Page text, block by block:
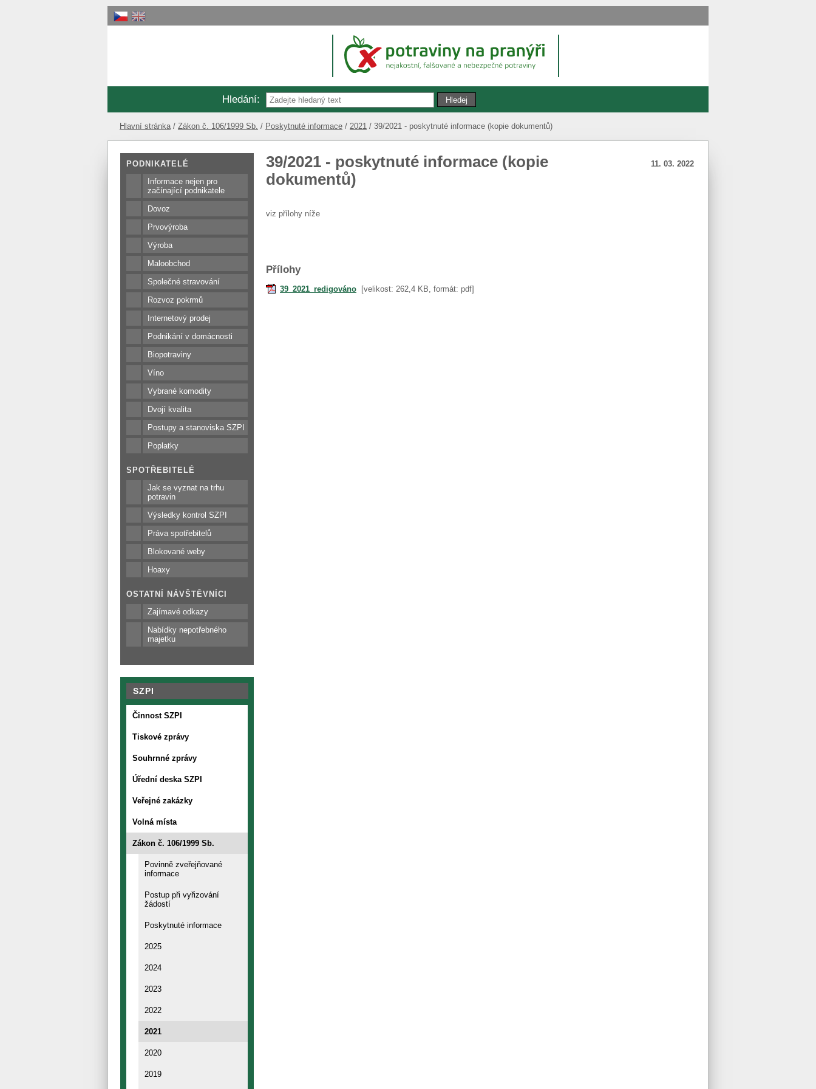
Hledání:
Hlavní stránka Zákon č. 106/1999 Sb. Poskytnuté informace 2021 39/2021 - poskytnuté informace (kopie dokumentů)
PODNIKATELÉ
Informace nejen pro
začínající podnikatele
Dovoz
Prvovýroba
Výroba
Maloobchod
Společné stravování
Rozvoz pokrmů
Internetový prodej
Podnikání v domácnosti
Biopotraviny
Víno
Vybrané komodity
Dvojí kvalita
Postupy a stanoviska SZPI
Poplatky
SPOTŘEBITELÉ
Jak se vyznat na trhu
potravin
Výsledky kontrol SZPI
Práva spotřebitelů
Blokované weby
Hoaxy
OSTATNÍ NÁVŠTĚVNÍCI
Zajímavé odkazy
Nabídky nepotřebného
majetku
SZPI
Činnost SZPI
Tiskové zprávy
Souhrnné zprávy
Úřední deska SZPI
Veřejné zakázky
Volná místa
Zákon č. 106/1999 Sb.
Povinně zveřejňované
informace
Postup při vyřizování
žádostí
Poskytnuté informace
2025
2024
2023
2022
2021
2020
2019
39/2021 - poskytnuté informace (kopie
dokumentů)
11. 03. 2022
viz přílohy níže
Přílohy
39_2021_redigováno [velikost: 262,4 KB, formát: pdf]